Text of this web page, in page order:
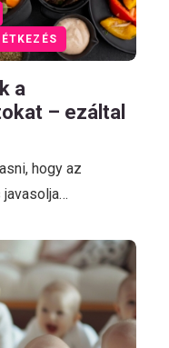
ÉTKEZÉS
a
– ezáltal
hogy az